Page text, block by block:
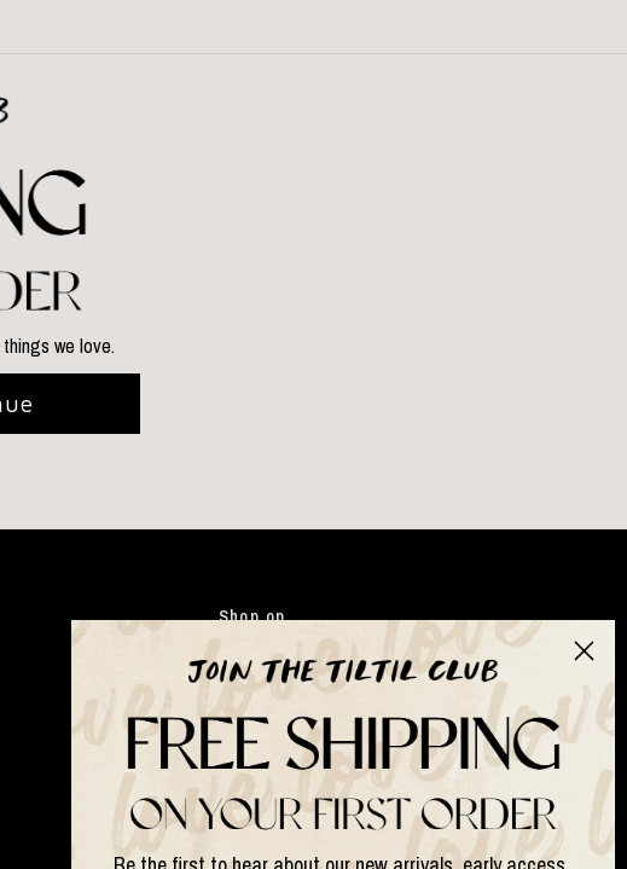
we love.
Shop op
Kleding
Japandi
Tassen
Gifts
Kunstbloemen
Suits & Sets